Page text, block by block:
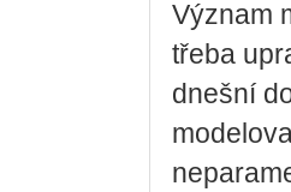
Význam
třeba
dnešní